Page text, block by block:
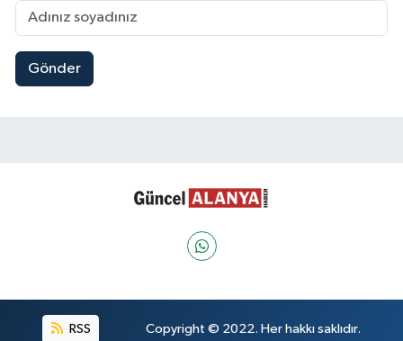
Gönder
RSS Copyright © 2022. Her hakkı saklıdır.